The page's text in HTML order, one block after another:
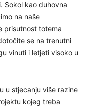
Sokol kao duhovna
na naše
prisutnost totema
se na trenutni
vinuti i letjeti visoko u
u stjecanju više razine
kojeg treba